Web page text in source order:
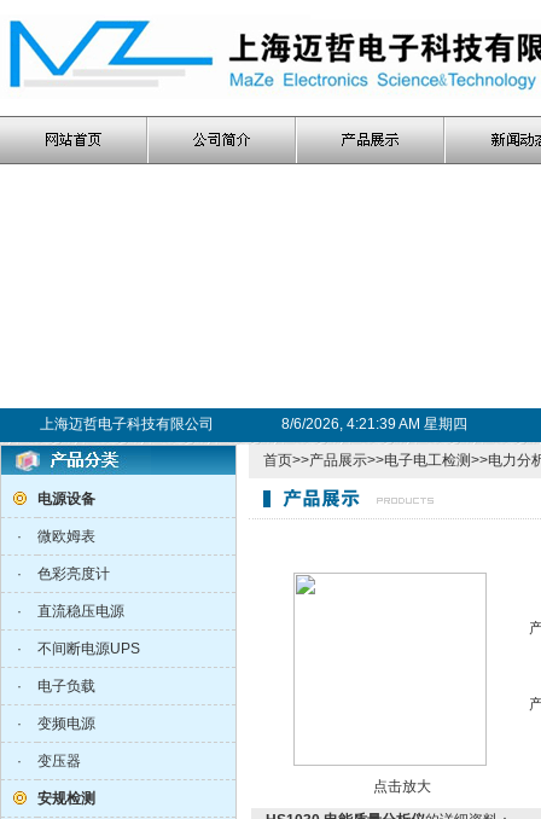
上海迈哲电子科技有限公司 8/6/2026, 4:21:40 AM 星期四
电源设备
· 微欧姆表
· 色彩亮度计
· 直流稳压电源
· 不间断电源UPS
· 电子负载
· 变频电源
· 变压器
安规检测
首页>>产品展示>>电子电工检测>>电力分
点击放大